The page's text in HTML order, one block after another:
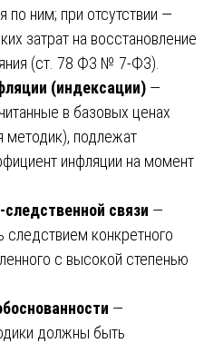
по ним; при отсутствии —
затрат на восстановление
(ст. 78 ФЗ № 7-ФЗ).
(индексации) —
в базовых ценах
методик), подлежат
инфляции на момент
связи —
конкретного
с высокой степенью
—
должны быть